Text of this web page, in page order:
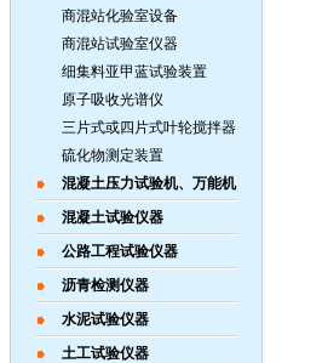
商混站化验室设备
商混站试验室仪器
细集料亚甲蓝试验装置
原子吸收光谱仪
三片式或四片式叶轮搅拌器
硫化物测定装置
混凝土压力试验机、万能机
混凝土试验仪器
公路工程试验仪器
沥青检测仪器
水泥试验仪器
土工试验仪器